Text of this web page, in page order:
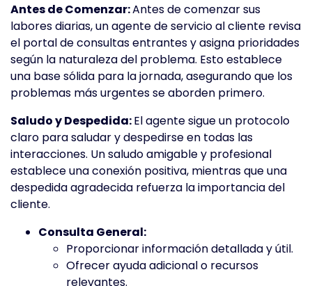
Antes de Comenzar:Antes de comenzar sus
labores diarias, un agente de servicio al cliente revisa
el portal de consultas entrantes y asigna prioridades
según la naturaleza del problema. Esto establece
una base sólida para la jornada, asegurando que los
problemas más urgentes se aborden primero.
Saludo y Despedida:El agente sigue un protocolo
claro para saludar y despedirse en todas las
interacciones. Un saludo amigable y profesional
establece una conexión positiva, mientras que una
despedida agradecida refuerza la importancia del
cliente.
Consulta General:
Proporcionar información detallada y útil.
Ofrecer ayuda adicional o recursos
relevantes.